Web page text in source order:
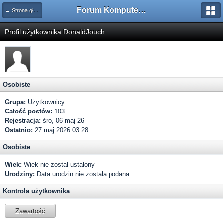
← Strona główna Forum Komputerowe PCFoster.pl
Profil użytkownika DonaldJouch
Osobiste
Grupa: Użytkownicy
Całość postów: 103
Rejestracja: śro, 06 maj 26
Ostatnio: 27 maj 2026 03:28
Osobiste
Wiek: Wiek nie został ustalony
Urodziny: Data urodzin nie została podana
Kontrola użytkownika
Zawartość